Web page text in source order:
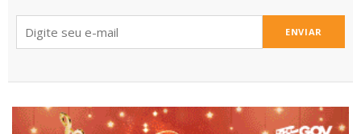
ENVIAR